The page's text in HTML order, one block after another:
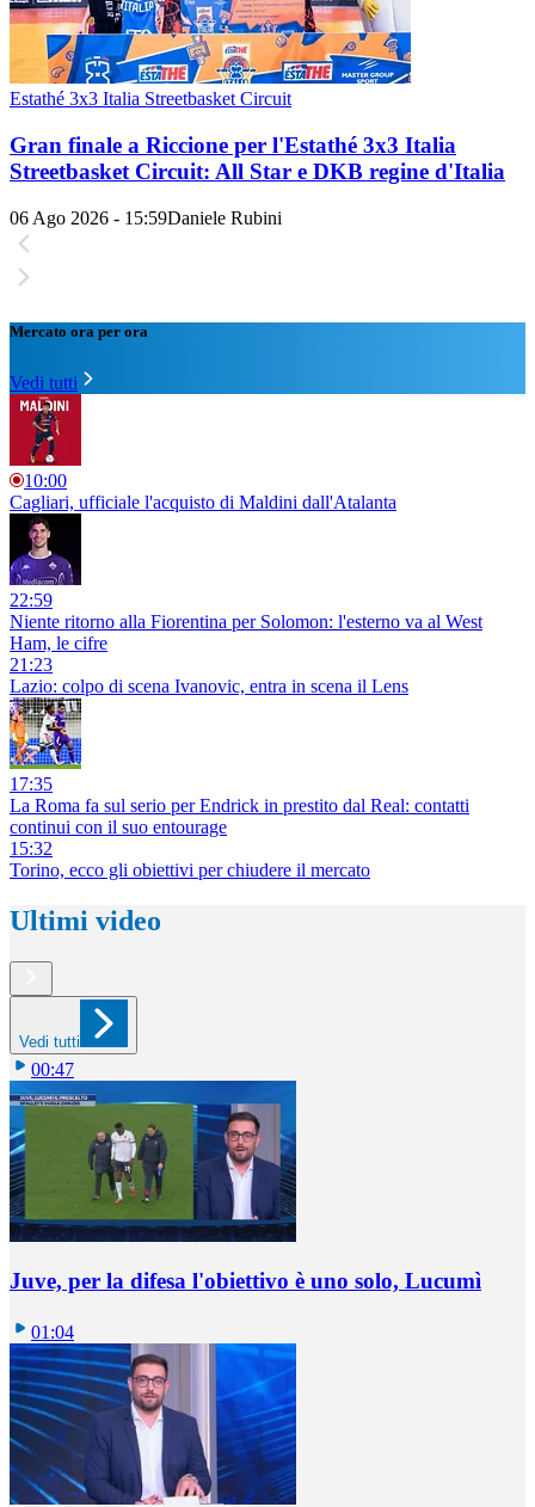
Estathé 3x3 Italia Streetbasket Circuit
Gran finale a Riccione per l'Estathé 3x3 Italia
Streetbasket Circuit: All Star e DKB regine d'Italia
06 Ago 2026 - 15:59Daniele Rubini
Mercato ora per ora
Vedi tutti
10:00
Cagliari, ufficiale l'acquisto di Maldini dall'Atalanta
22:59
Niente ritorno alla Fiorentina per Solomon: l'esterno va al West
Ham, le cifre
21:23
Lazio: colpo di scena Ivanovic, entra in scena il Lens
17:35
La Roma fa sul serio per Endrick in prestito dal Real: contatti
continui con il suo entourage
15:32
Torino, ecco gli obiettivi per chiudere il mercato
Ultimi video
Vedi tutti
00:47
Juve, per la difesa l'obiettivo è uno solo, Lucumì
01:04